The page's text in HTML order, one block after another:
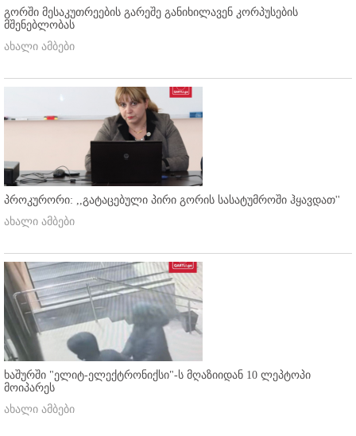
გორში მესაკუთრეების გარეშე განიხილავენ კორპუსების
მშენებლობას
ახალი ამბები
პროკურორი: ,,გატაცებული პირი გორის სასატუმროში ჰყავდათ''
ახალი ამბები
ხაშურში "ელიტ-ელექტრონიქსი"-ს მღაზიიდან 10 ლეპტოპი
მოიპარეს
ახალი ამბები